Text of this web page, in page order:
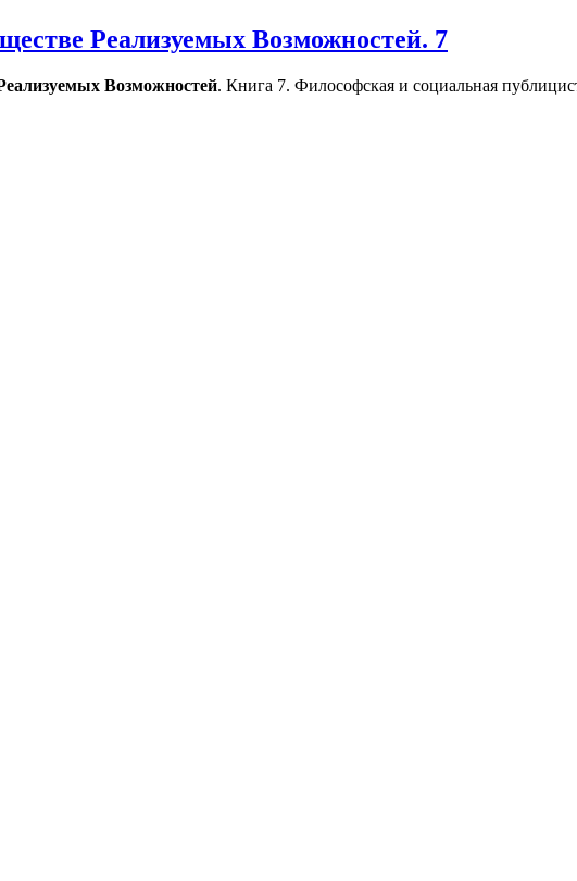
Реализуемых Возможностей. 7
Возможностей. Книга 7. Философская и социальная